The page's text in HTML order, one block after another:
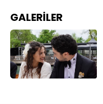
GALERİLER